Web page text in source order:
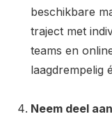
beschikbare
traject met
teams en
laagdrempelig
Neem deel